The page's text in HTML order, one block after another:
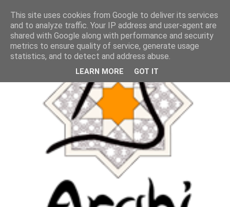
This site uses cookies from Google to deliver its services
and to analyze traffic. Your IP address and user-agent are
shared with Google along with performance and security
metrics to ensure quality of service, generate usage
statistics, and to detect and address abuse.
LEARN MORE GOT IT